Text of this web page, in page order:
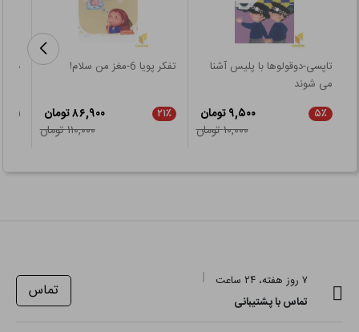
تاپسی-دوقولوها با پلیس آشنا
می شوند
۵٪
۹,۵۰۰ تومان
۱۰,۰۰۰ تومان
تفکر پویا 6-مغز من سلام!
۲۱٪
۸۶,۹۰۰ تومان
۱۱۰,۰۰۰ تومان
دنیای پپا
۷ روز هفته، ۲۴ ساعت
تماس با پشتیبانی
تماس